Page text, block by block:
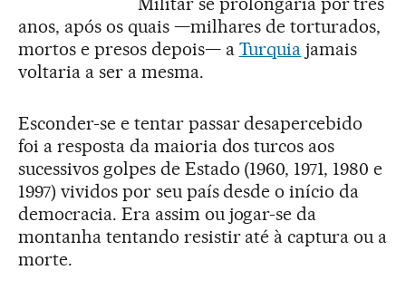
anos, após os quais —milhares de torturados,
mortos e presos depois— a Turquia jamais
voltaria a ser a mesma.
Esconder-se e tentar passar desapercebido
foi a resposta da maioria dos turcos aos
sucessivos golpes de Estado (1960, 1971, 1980 e
1997) vividos por seu país desde o início da
democracia. Era assim ou jogar-se da
montanha tentando resistir até à captura ou a
morte.